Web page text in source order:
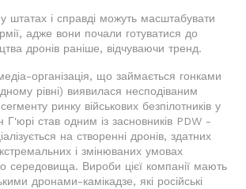
у штатах і справді можуть масштабувати
адже вони почали готуватися до
дронів раніше, відчуваючи тренд.
організація, що займається гонками
рівні) виявилася несподіваним
ринку військових безпілотників у
став одним із засновників PDW -
на створенні дронів, здатних
і змінюваних умовах
середовища. Вироби цієї компанії мають
дронами-камікадзе, які російські